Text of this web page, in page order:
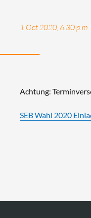
1 Oct 2020, 6:30 p.m.
Achtung:
SEB Wahl 2020